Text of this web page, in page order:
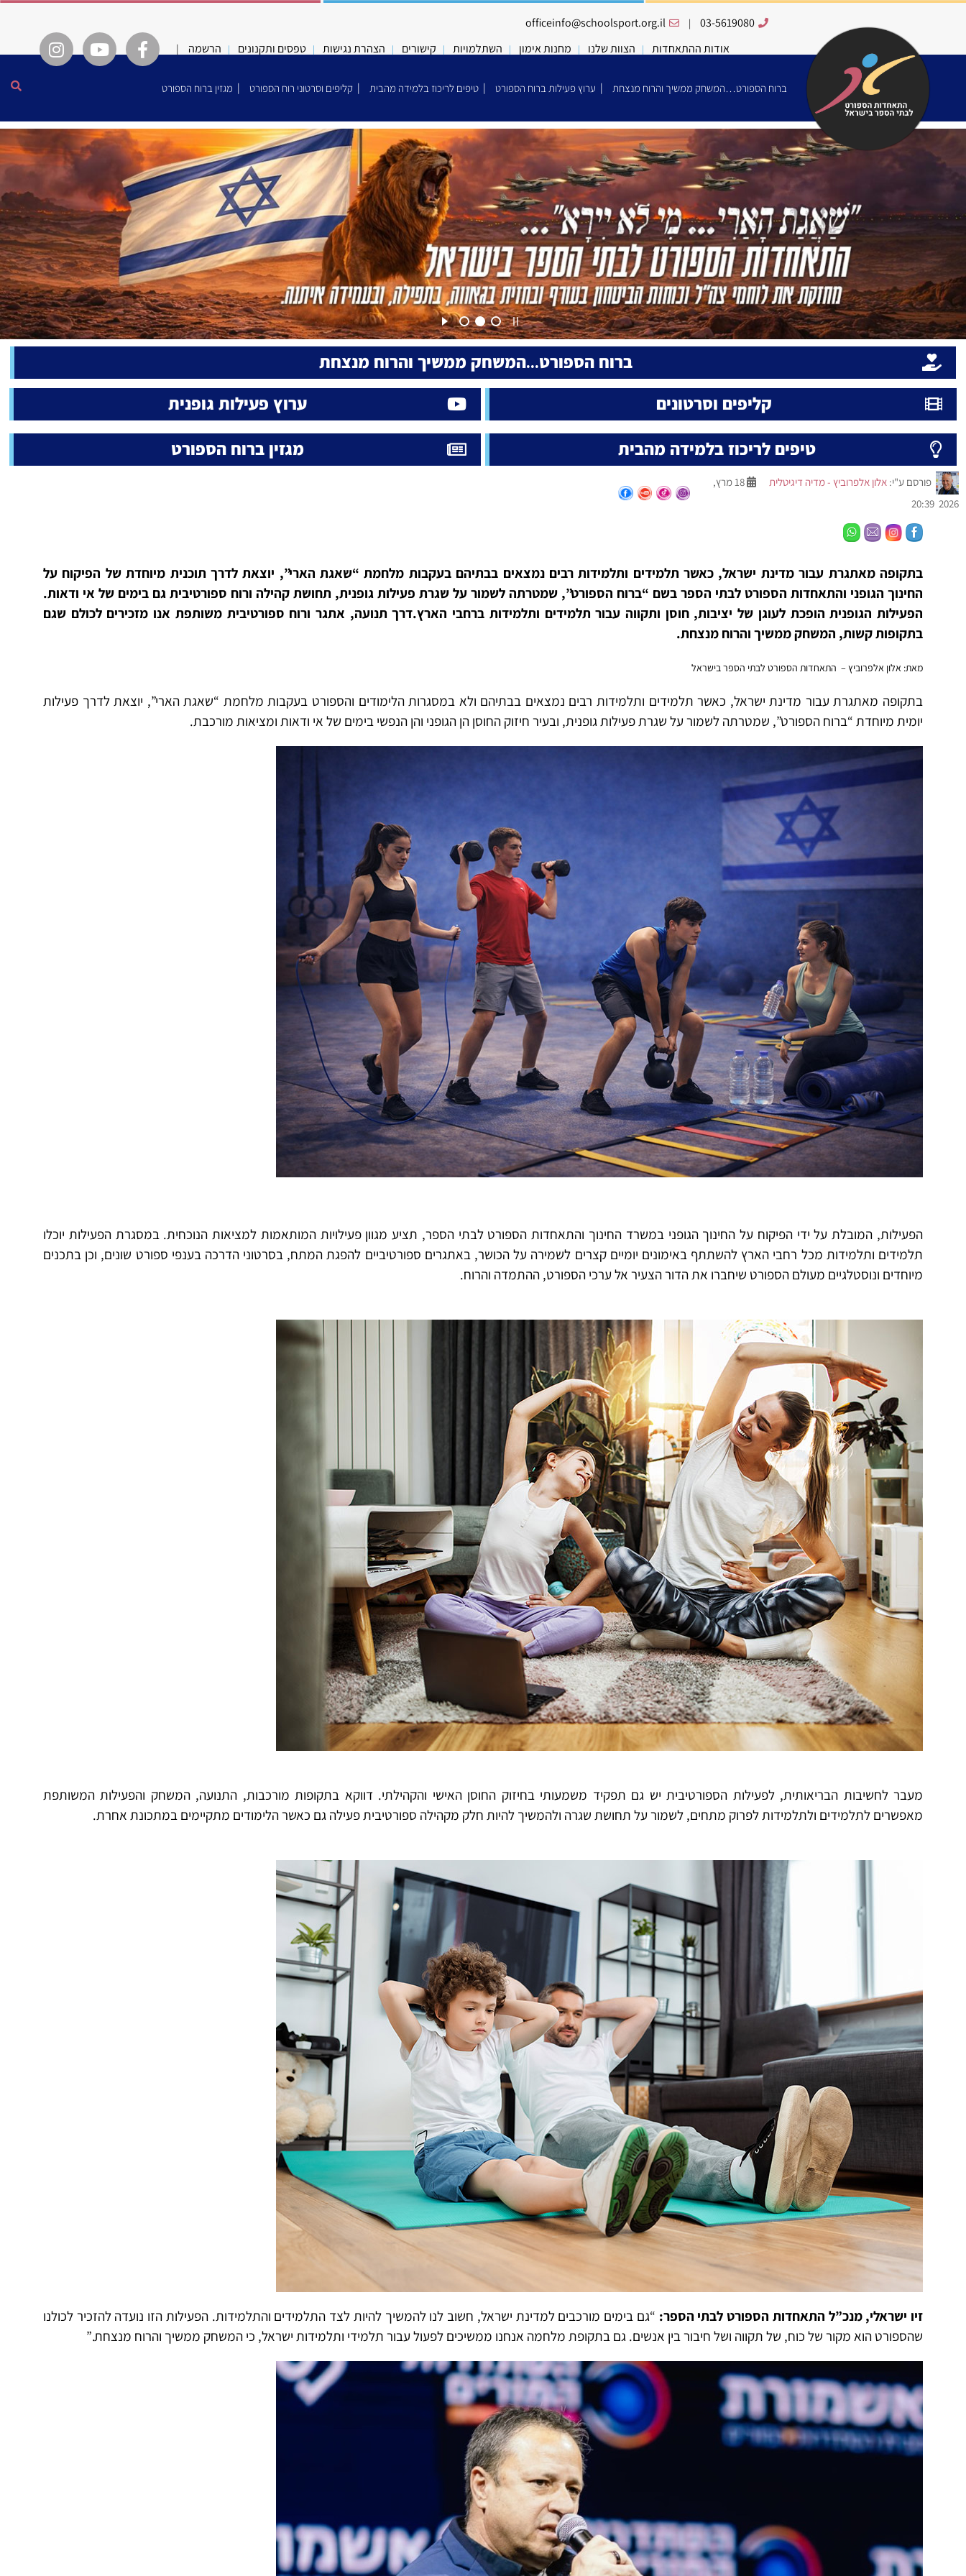
03-5619080
|
officeinfo@schoolsport.org.il
אודות ההתאחדות
הצוות שלנו מחנות אימון השתלמויות קישורים הצהרת נגישות טפסים ותקנונים הרשמה |
ברוח הספורט…המשחק ממשיך והרוח מנצחת ערוץ פעילות ברוח הספורט טיפים לריכוז בלמידה מהבית קליפים וסרטוני רוח הספורט מגזין ברוח הספורט
ברוח הספורט...המשחק ממשיך והרוח מנצחת
קליפים וסרטונים ערוץ פעילות גופנית
טיפים לריכוז בלמידה מהבית מגזין ברוח הספורט
פורסם ע"י: אלון אלפרוביץ - מדיה דיגיטלית
18 מרץ,
2026 20:39
בתקופה מאתגרת עבור מדינת ישראל, כאשר תלמידים ותלמידות רבים נמצאים בבתיהם בעקבות מלחמת “שאגת הארי”, יוצאת לדרך תוכנית מיוחדת של הפיקוח על
החינוך הגופני והתאחדות הספורט לבתי הספר בשם “ברוח הספורט”, שמטרתה לשמור על שגרת פעילות גופנית, תחושת קהילה ורוח ספורטיבית גם בימים של אי ודאות.
הפעילות הגופנית הופכת לעוגן של יציבות, חוסן ותקווה עבור תלמידים ותלמידות ברחבי הארץ.דרך תנועה, אתגר ורוח ספורטיבית משותפת אנו מזכירים לכולם שגם
בתקופות קשות, המשחק ממשיך והרוח מנצחת.
מאת: אלון אלפרוביץ – התאחדות הספורט לבתי הספר בישראל
בתקופה מאתגרת עבור מדינת ישראל, כאשר תלמידים ותלמידות רבים נמצאים בבתיהם ולא במסגרות הלימודים והספורט בעקבות מלחמת “שאגת הארי”, יוצאת לדרך פעילות
יומית מיוחדת “ברוח הספורט”, שמטרתה לשמור על שגרת פעילות גופנית, ובעיר חיזוק החוסן הן הגופני והן הנפשי בימים של אי ודאות ומציאות מורכבת.
הפעילות, המובלת על ידי הפיקוח על החינוך הגופני במשרד החינוך והתאחדות הספורט לבתי הספר, תציע מגוון פעילויות המותאמות למציאות הנוכחית. במסגרת הפעילות יוכלו
תלמידים ותלמידות מכל רחבי הארץ להשתתף באימונים יומיים קצרים לשמירה על הכושר, באתגרים ספורטיביים להפגת המתח, בסרטוני הדרכה בענפי ספורט שונים, וכן בתכנים
מיוחדים ונוסטלגיים מעולם הספורט שיחברו את הדור הצעיר אל ערכי הספורט, ההתמדה והרוח.
מעבר לחשיבות הבריאותית, לפעילות הספורטיבית יש גם תפקיד משמעותי בחיזוק החוסן האישי והקהילתי. דווקא בתקופות מורכבות, התנועה, המשחק והפעילות המשותפת
מאפשרים לתלמידים ולתלמידות לפרוק מתחים, לשמור על תחושת שגרה ולהמשיך להיות חלק מקהילה ספורטיבית פעילה גם כאשר הלימודים מתקיימים במתכונת אחרת.
זיו ישראלי, מנכ”ל התאחדות הספורט לבתי הספר: “גם בימים מורכבים למדינת ישראל, חשוב לנו להמשיך להיות לצד התלמידים והתלמידות. הפעילות הזו נועדה להזכיר לכולנו
שהספורט הוא מקור של כוח, של תקווה ושל חיבור בין אנשים. גם בתקופת מלחמה אנחנו ממשיכים לפעול עבור תלמידי ותלמידות ישראל, כי המשחק ממשיך והרוח מנצחת.”